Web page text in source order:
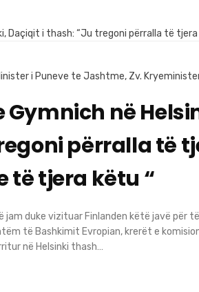
i Puneve te Jashtme, Zv.
Gymnich në
përralla të
të tjera këtu “
jam duke vizituar Finlanden këtë javë për
të Bashkimit Evropian, krerët e
në Helsinki thash…